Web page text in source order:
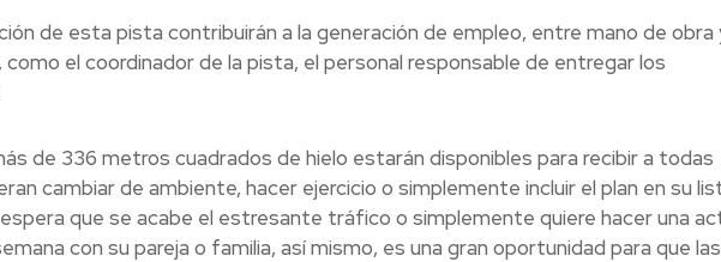
de esta pista contribuirán a la generación de empleo, entre mano de obra
el coordinador de la pista, el personal responsable de entregar los
de 336 metros cuadrados de hielo estarán disponibles para recibir a todas
cambiar de ambiente, hacer ejercicio o simplemente incluir el plan en su
que se acabe el estresante tráfico o simplemente quiere hacer una
con su pareja o familia, así mismo, es una gran oportunidad para que las